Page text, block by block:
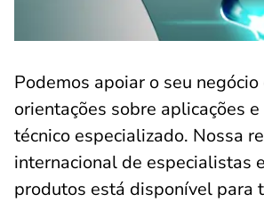
Podemos apoiar o seu negócio
orientações sobre aplicações
técnico especializado. Nossa
internacional de especialistas
produtos está disponível para